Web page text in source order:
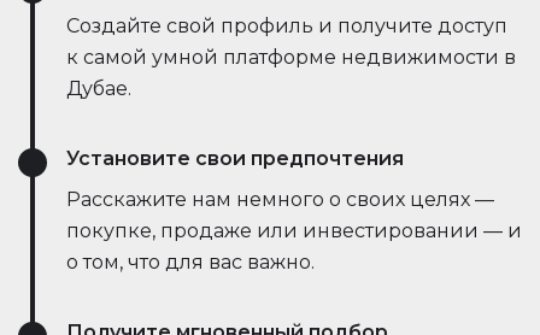
месте.Создайте свой профиль и получите доступ
к самой умной платформе недвижимости в
Дубае.
Установите свои предпочтения
Расскажите нам немного о своих целях —
покупке, продаже или инвестировании — и
о том, что для вас важно.